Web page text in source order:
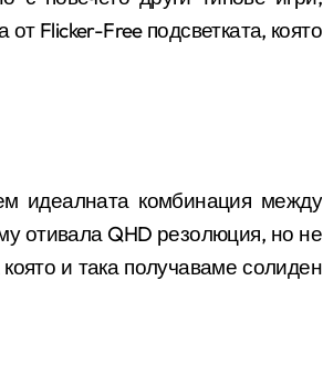
от Flicker-Free подсветката, която
идеалната комбинация между
отивалаQHD резолюция, но не
и така получаваме солиден